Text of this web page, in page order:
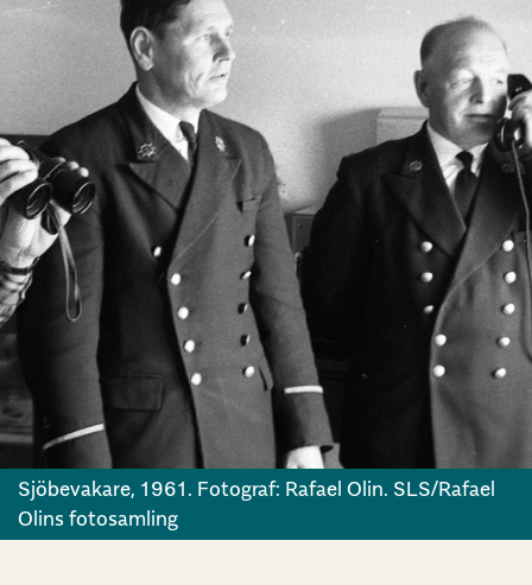
Sjöbevakare, 1961. Fotograf: Rafael Olin. SLS/Rafael
Olins fotosamling